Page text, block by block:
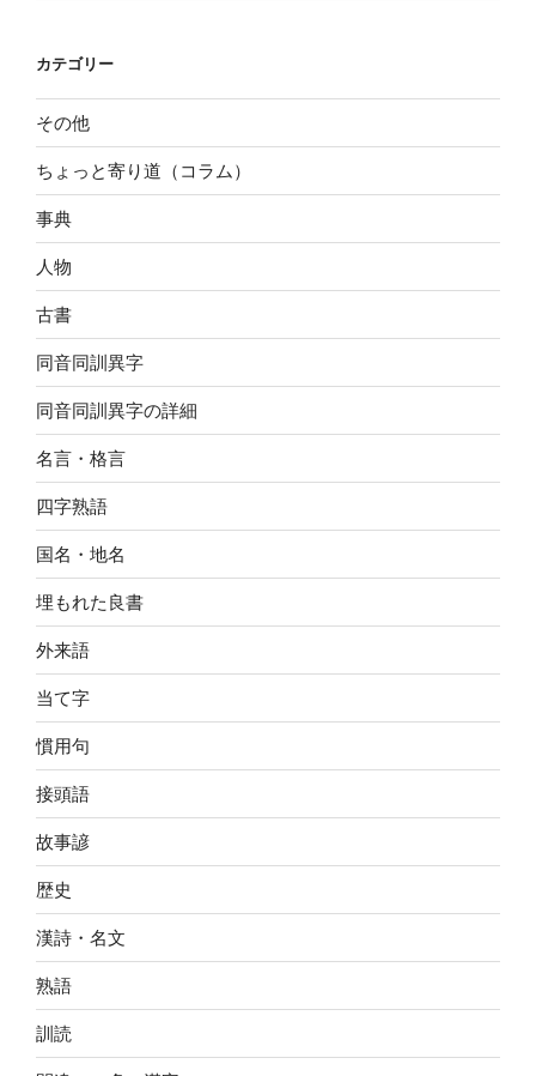
カテゴリー
その他
ちょっと寄り道（コラム）
事典
人物
古書
同音同訓異字
同音同訓異字の詳細
名言・格言
四字熟語
国名・地名
埋もれた良書
外来語
当て字
慣用句
接頭語
故事諺
歴史
漢詩・名文
熟語
訓読